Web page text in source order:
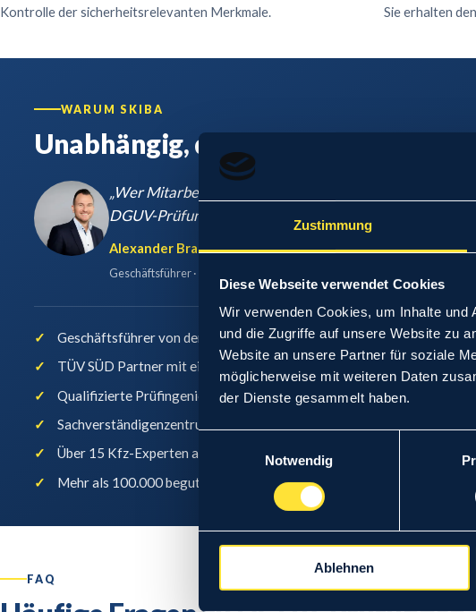
Zustimmung
Diese Webseite verwendet Cookies
Wir verwenden Cookies, um Inhalte
und die Zugriffe auf unsere Website zu
Website an unsere Partner für soziale
möglicherweise mit weiteren Daten
der Dienste gesammelt haben.
Notwendig
Ablehnen
Kontrolle der sicherheitsrelevanten Merkmale. Sie erhalten
WARUM SKIBA
Unabhängig, qualifiziert, erfahren
„Wer Mitarbeitern Dienstfahrzeuge stellt, trägt
DGUV-Prüfung erfüllt diese Pflicht.
Alexander Braunsdorf
Geschäftsführer · Öffentlich bestellter und vereidigter Kfz-
Geschäftsführer von der IHK Potsdam öffentlich bestellt und
TÜV SÜD Partner mit eigener Kfz-Prüfstelle
Qualifizierte Prüfingenieure und Kfz-Meister
Sachverständigenzentrum in Potsdam seit 1991
Über 15 Kfz-Experten an zwei Standorten
Mehr als 100.000 begutachtete Fahrzeuge
FAQ